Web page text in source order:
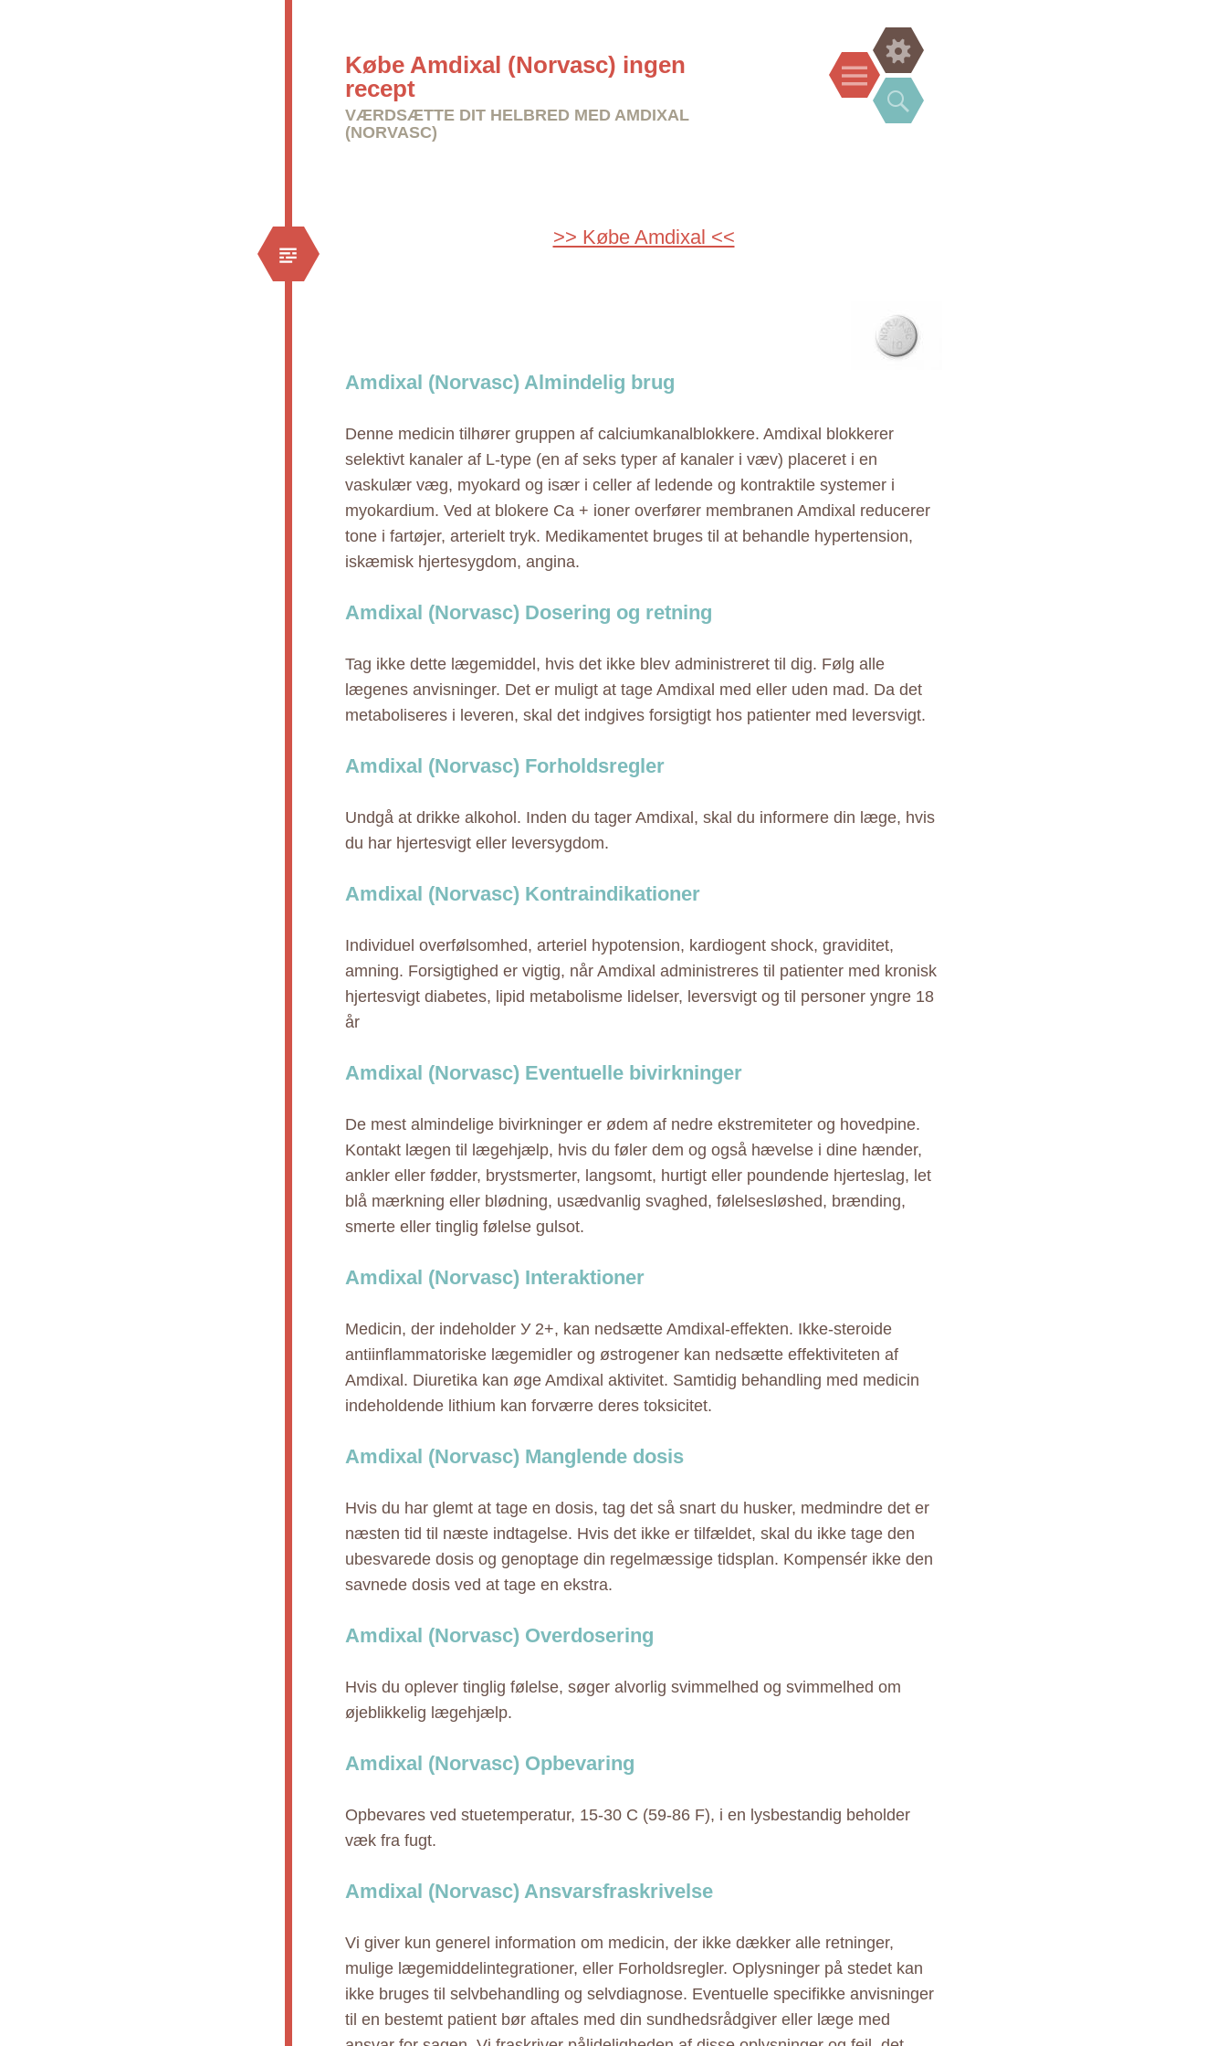
Købe Amdixal (Norvasc) ingen
recept
VÆRDSÆTTE DIT HELBRED MED AMDIXAL
(NORVASC)
Menu
Widgets
Search
>> Købe Amdixal <<
Amdixal (Norvasc) Almindelig brug
Denne medicin tilhører gruppen af calciumkanalblokkere. Amdixal blokkerer
selektivt kanaler af L-type (en af seks typer af kanaler i væv) placeret i en
vaskulær væg, myokard og især i celler af ledende og kontraktile systemer i
myokardium. Ved at blokere Ca + ioner overfører membranen Amdixal reducerer
tone i fartøjer, arterielt tryk. Medikamentet bruges til at behandle hypertension,
iskæmisk hjertesygdom, angina.
Amdixal (Norvasc) Dosering og retning
Tag ikke dette lægemiddel, hvis det ikke blev administreret til dig. Følg alle
lægenes anvisninger. Det er muligt at tage Amdixal med eller uden mad. Da det
metaboliseres i leveren, skal det indgives forsigtigt hos patienter med leversvigt.
Amdixal (Norvasc) Forholdsregler
Undgå at drikke alkohol. Inden du tager Amdixal, skal du informere din læge, hvis
du har hjertesvigt eller leversygdom.
Amdixal (Norvasc) Kontraindikationer
Individuel overfølsomhed, arteriel hypotension, kardiogent shock, graviditet,
amning. Forsigtighed er vigtig, når Amdixal administreres til patienter med kronisk
hjertesvigt diabetes, lipid metabolisme lidelser, leversvigt og til personer yngre 18
år
Amdixal (Norvasc) Eventuelle bivirkninger
De mest almindelige bivirkninger er ødem af nedre ekstremiteter og hovedpine.
Kontakt lægen til lægehjælp, hvis du føler dem og også hævelse i dine hænder,
ankler eller fødder, brystsmerter, langsomt, hurtigt eller poundende hjerteslag, let
blå mærkning eller blødning, usædvanlig svaghed, følelsesløshed, brænding,
smerte eller tinglig følelse gulsot.
Amdixal (Norvasc) Interaktioner
Medicin, der indeholder У 2+, kan nedsætte Amdixal-effekten. Ikke-steroide
antiinflammatoriske lægemidler og østrogener kan nedsætte effektiviteten af
Amdixal. Diuretika kan øge Amdixal aktivitet. Samtidig behandling med medicin
indeholdende lithium kan forværre deres toksicitet.
Amdixal (Norvasc) Manglende dosis
Hvis du har glemt at tage en dosis, tag det så snart du husker, medmindre det er
næsten tid til næste indtagelse. Hvis det ikke er tilfældet, skal du ikke tage den
ubesvarede dosis og genoptage din regelmæssige tidsplan. Kompensér ikke den
savnede dosis ved at tage en ekstra.
Amdixal (Norvasc) Overdosering
Hvis du oplever tinglig følelse, søger alvorlig svimmelhed og svimmelhed om
øjeblikkelig lægehjælp.
Amdixal (Norvasc) Opbevaring
Opbevares ved stuetemperatur, 15-30 C (59-86 F), i en lysbestandig beholder
væk fra fugt.
Amdixal (Norvasc) Ansvarsfraskrivelse
Vi giver kun generel information om medicin, der ikke dækker alle retninger,
mulige lægemiddelintegrationer, eller Forholdsregler. Oplysninger på stedet kan
ikke bruges til selvbehandling og selvdiagnose. Eventuelle specifikke anvisninger
til en bestemt patient bør aftales med din sundhedsrådgiver eller læge med